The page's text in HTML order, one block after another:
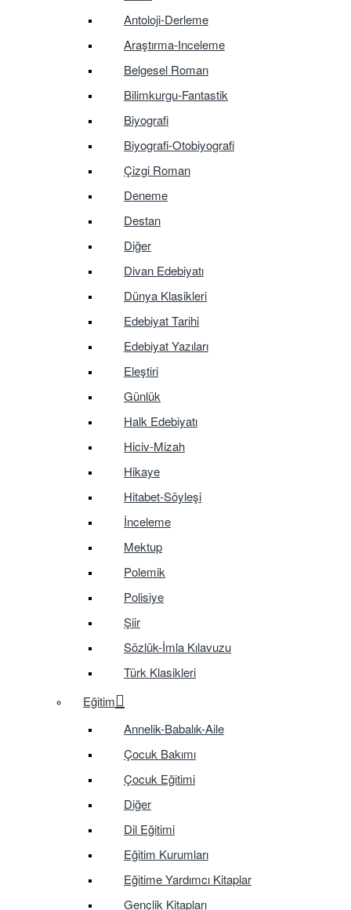
Antoloji-Derleme
Araştırma-Inceleme
Belgesel Roman
Bilimkurgu-Fantastik
Biyografi
Biyografi-Otobiyografi
Çizgi Roman
Deneme
Destan
Diğer
Divan Edebiyatı
Dünya Klasikleri
Edebiyat Tarihi
Edebiyat Yazıları
Eleştiri
Günlük
Halk Edebiyatı
Hiciv-Mizah
Hikaye
Hitabet-Söyleşi
İnceleme
Mektup
Polemik
Polisiye
Şiir
Sözlük-İmla Kılavuzu
Türk Klasikleri
Eğitim
Annelik-Babalık-Aile
Çocuk Bakımı
Çocuk Eğitimi
Diğer
Dil Eğitimi
Eğitim Kurumları
Eğitime Yardımcı Kitaplar
Gençlik Kitapları